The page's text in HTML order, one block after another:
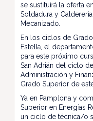
se sustituirá la oferta
Soldadura y
Mecanizado.
En los ciclos de
Estella, el
para este próximo
San Adrián del ciclo
Administración y
Grado Superior de
Ya en Pamplona y
Superior en Energías
un ciclo de técnica/o